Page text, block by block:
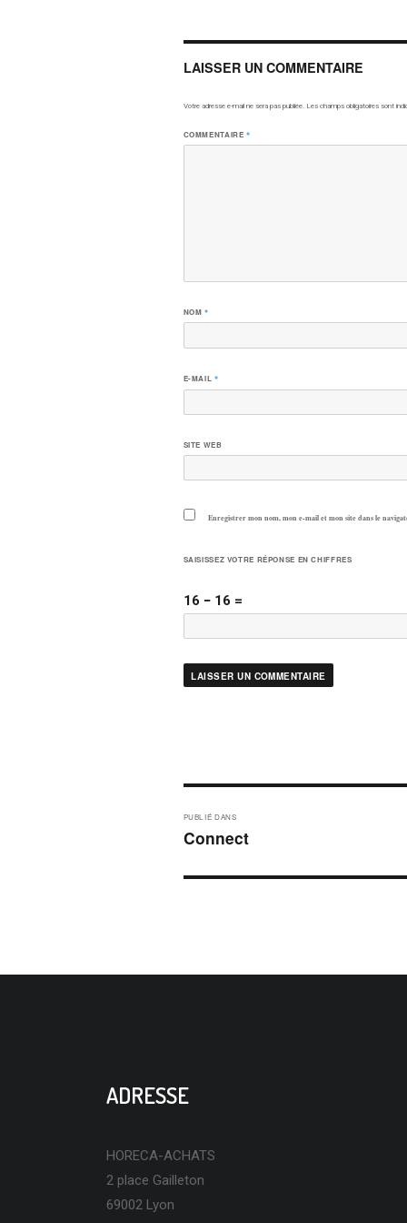
LAISSER UN COMMENTAIRE
Votre adresse e-mail ne sera pas publiée. Les champs obligatoires sont
COMMENTAIRE*
NOM*
E-MAIL *
SITE WEB
Enregistrer mon nom, mon e-mail et mon site dans le
SAISISSEZ VOTRE RÉPONSE EN CHIFFRES
16 − 16 =
DE
PUBLIÉ DANS
Connect
ADRESSE
HORECA-ACHATS
2 place Gailleton
69002 Lyon